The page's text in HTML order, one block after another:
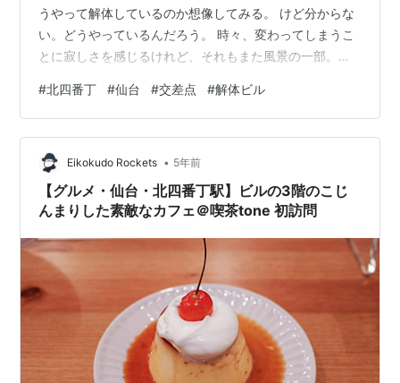
うやって解体しているのか想像してみる。 けど分からな
い。どうやっているんだろう。 時々、変わってしまうこ
とに寂しさを感じるけれど、それもまた風景の一部。移
#北四番丁 #仙台 #交差点 #解体ビル
Eikokudo Rockets • 5年前
【グルメ・仙台・北四番丁駅】ビルの3階のこじ
んまりした素敵なカフェ＠喫茶tone 初訪問